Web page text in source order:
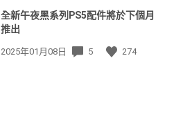
全新午夜黑系列PS5配件將於下個月
推出
發
2025年01月08日 5 274